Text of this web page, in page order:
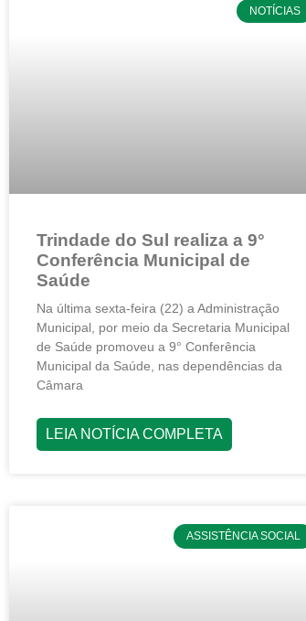
NOTÍCIAS
Trindade do Sul realiza a 9°
Conferência Municipal de
Saúde
Na última sexta-feira (22) a Administração
Municipal, por meio da Secretaria Municipal
de Saúde promoveu a 9° Conferência
Municipal da Saúde, nas dependências da
Câmara
LEIA NOTÍCIA COMPLETA
ASSISTÊNCIA SOCIAL